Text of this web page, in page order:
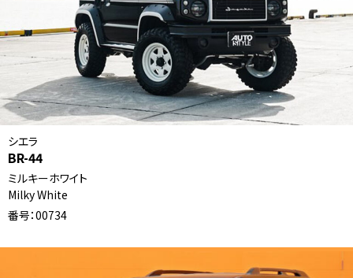
シエラ
BR-44
ミルキーホワイト
Milky White
番号：00734